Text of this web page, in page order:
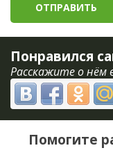
Понравился
Расскажите о нём
Помогите